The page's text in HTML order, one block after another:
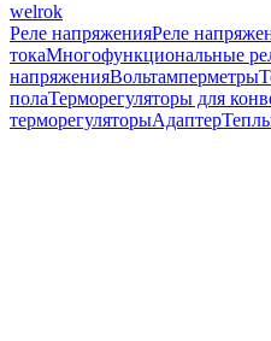
welrok
Реле напряженияРеле
токаМногофункциональные
напряженияВольтамперметры
полаТерморегуляторы для
терморегуляторыАдаптер